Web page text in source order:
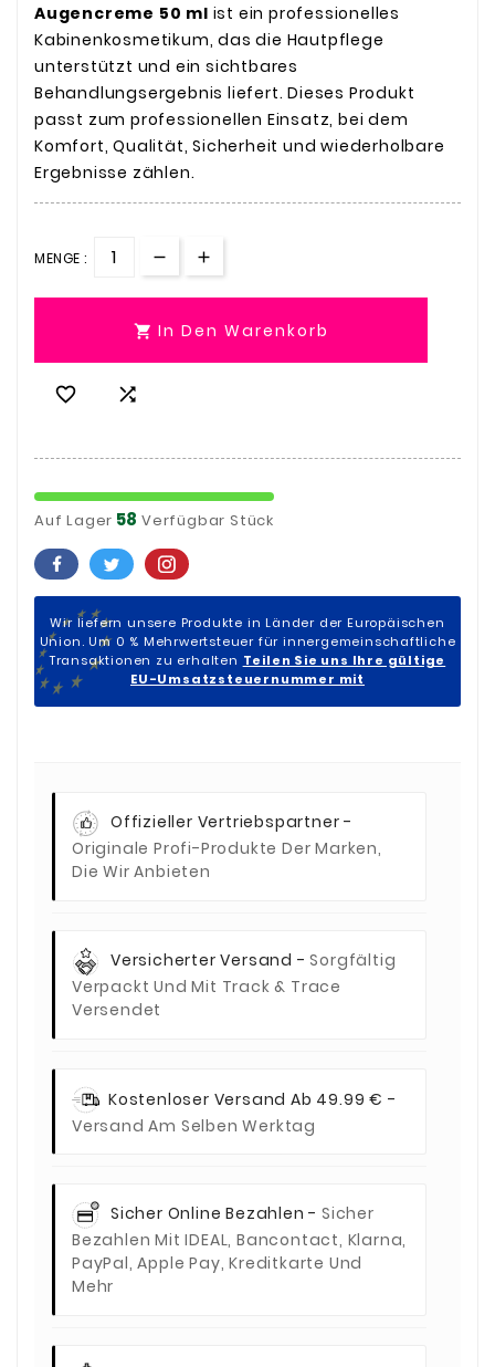
Augencreme 50 ml ist ein professionelles
Kabinenkosmetikum, das die Hautpflege
unterstützt und ein sichtbares
Behandlungsergebnis liefert. Dieses Produkt
passt zum professionellen Einsatz, bei dem
Komfort, Qualität, Sicherheit und wiederholbare
Ergebnisse zählen.
MENGE :
 In Den Warenkorb
 
Auf Lager 58 Verfügbar Stück
Wir liefern unsere Produkte in Länder der Europäischen
Union. Um 0 % Mehrwertsteuer für innergemeinschaftliche
Transaktionen zu erhalten Teilen Sie uns Ihre gültige
EU-Umsatzsteuernummer mit
Offizieller Vertriebspartner -
Originale Profi-Produkte Der Marken,
Die Wir Anbieten
Versicherter Versand -Sorgfältig
Verpackt Und Mit Track & Trace
Versendet
Kostenloser Versand Ab 49.99 € -
Versand Am Selben Werktag
Sicher Online Bezahlen -Sicher
Bezahlen Mit IDEAL, Bancontact, Klarna,
PayPal, Apple Pay, Kreditkarte Und
Mehr